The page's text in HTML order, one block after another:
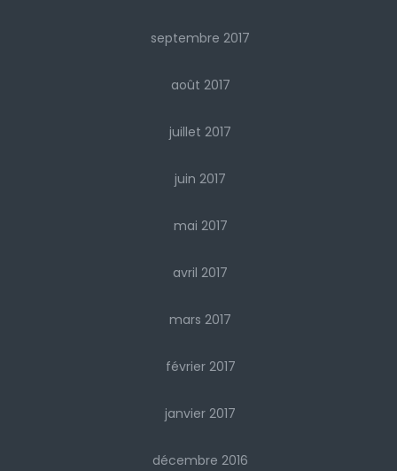
septembre 2017
août 2017
juillet 2017
juin 2017
mai 2017
avril 2017
mars 2017
février 2017
janvier 2017
décembre 2016